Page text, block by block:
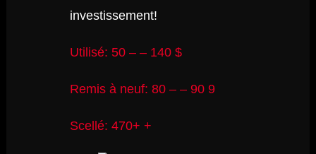
investissement!
Utilisé: 50 – – 140 $
Remis à neuf: 80 – – 90 9
Scellé: 470+ +